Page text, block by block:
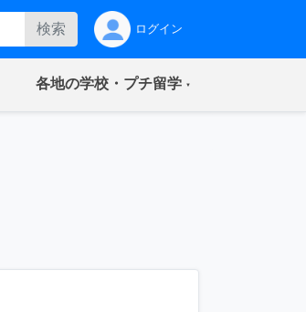
検索 ログイン
各地の学校・プチ留学(current)